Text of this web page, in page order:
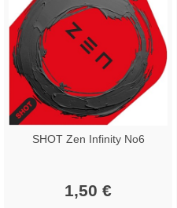
SHOT Zen Infinity No6
1,50 €